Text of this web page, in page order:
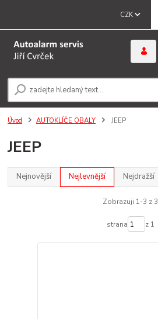
CZK
Úvod AUTOKLÍČE OBALY JEEP
JEEP
Nejnovější Nejlevnější Nejdražší
Zobrazuji 1-3 z 3
strana z 1